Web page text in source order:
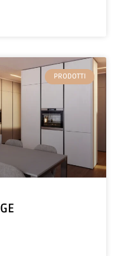
PRODOTTI